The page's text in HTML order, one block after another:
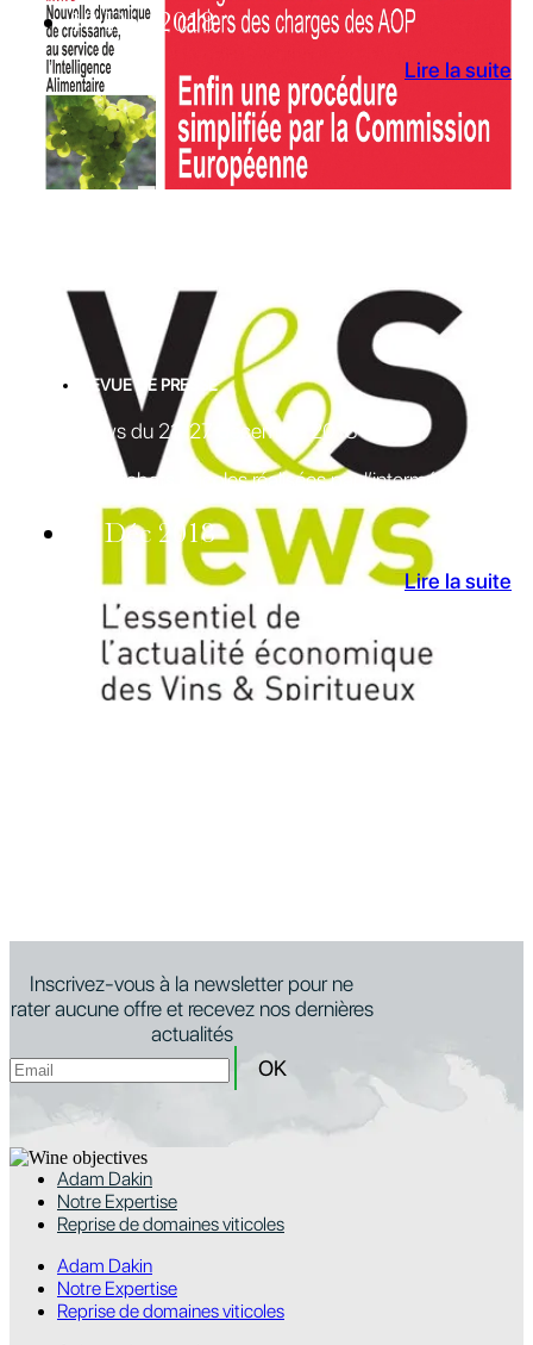
19 Déc 2018
Lire la suite
REVUE DE PRESSE
V&S News du 21-27 décembre 2018
Derniers rachats viticoles réalisées par l’intermédiaire
26 Déc 2018
Lire la suite
Inscrivez-vous à la newsletter pour ne
rater aucune offre et recevez nos dernières
actualités
Adam Dakin
Notre Expertise
Reprise de domaines viticoles
Adam Dakin
Notre Expertise
Reprise de domaines viticoles